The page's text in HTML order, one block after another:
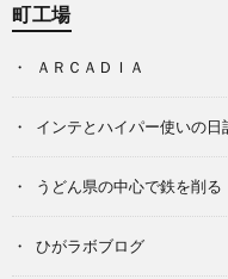
町工場
ＡＲＣＡＤＩＡ
インテとハイパー使いの日
うどん県の中心で鉄を削る
ひがラボブログ